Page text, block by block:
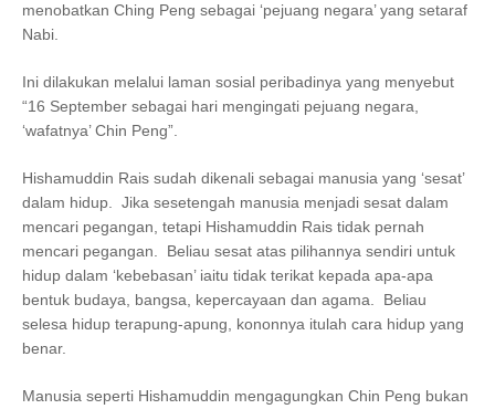
menobatkan Ching Peng sebagai ‘pejuang negara’ yang setaraf
Nabi.
Ini dilakukan melalui laman sosial peribadinya yang menyebut
“16 September sebagai hari mengingati pejuang negara,
‘wafatnya’ Chin Peng”.
Hishamuddin Rais sudah dikenali sebagai manusia yang ‘sesat’
dalam hidup. Jika sesetengah manusia menjadi sesat dalam
mencari pegangan, tetapi Hishamuddin Rais tidak pernah
mencari pegangan. Beliau sesat atas pilihannya sendiri untuk
hidup dalam ‘kebebasan’ iaitu tidak terikat kepada apa-apa
bentuk budaya, bangsa, kepercayaan dan agama. Beliau
selesa hidup terapung-apung, kononnya itulah cara hidup yang
benar.
Manusia seperti Hishamuddin mengagungkan Chin Peng bukan